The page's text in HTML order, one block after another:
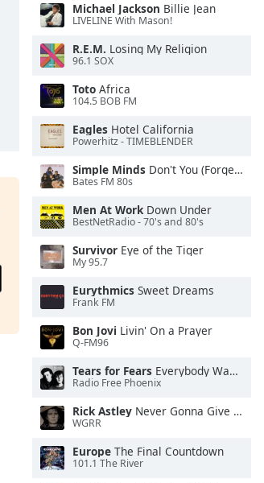
Michael Jackson Billie Jean
LIVELINE With Mason!
R.E.M. Losing My Religion
96.1 SOX
Toto Africa
104.5 BOB FM
Eagles Hotel California
Powerhitz - TIMEBLENDER
Simple Minds Don't You (Forget About Me)
Bates FM 80s
Men At WorkDown Under
BestNetRadio - 70's and 80's
Survivor Eye of the Tiger
My 95.7
Eurythmics Sweet Dreams
Frank FM
Bon Jovi Livin' On a Prayer
Q-FM96
Tears for Fears Everybody Wants To Rule the World
Radio Free Phoenix
Rick Astley Never Gonna Give You Up
WGRR
Europe The Final Countdown
101.1 The River